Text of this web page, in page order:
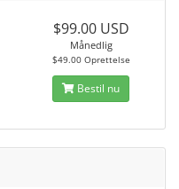
$99.00 USD
Månedlig
$49.00 Oprettelse
Bestil nu